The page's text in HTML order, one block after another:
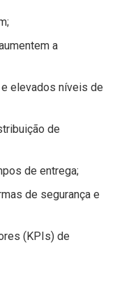
a
elevados níveis de
de
de entrega;
de segurança e
(KPIs) de